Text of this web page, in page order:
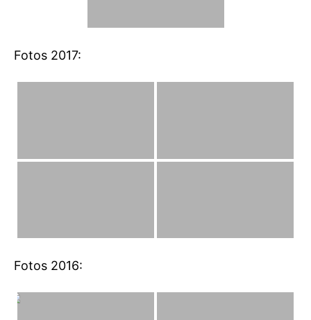
Fotos 2017:
Fotos 2016: